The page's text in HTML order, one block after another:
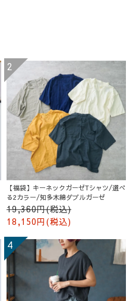
【福袋】キーネックガーゼTシャツ/選べ
る2カラー/知多木綿ダブルガーゼ
19,360円(税込)
18,150円(税込)